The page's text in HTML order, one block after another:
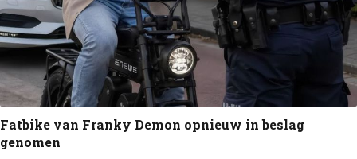
Fatbike van Franky Demon opnieuw in beslag
genomen